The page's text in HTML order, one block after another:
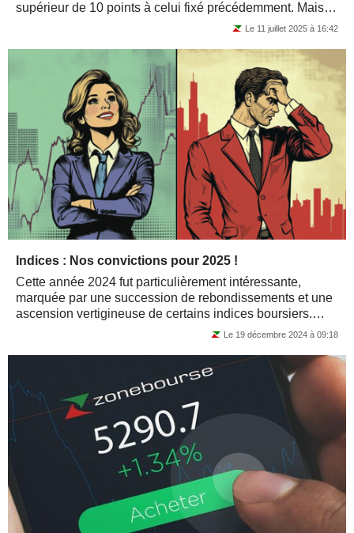
supérieur de 10 points à celui fixé précédemment. Mais
Le 11 juillet 2025 à 16:42
Indices : Nos convictions pour 2025 !
Cette année 2024 fut particulièrement intéressante,
marquée par une succession de rebondissements et une
ascension vertigineuse de certains indices boursiers.
Nous avons donc choisi d'adopter une...Le 19 décembre 2024 à 09:18